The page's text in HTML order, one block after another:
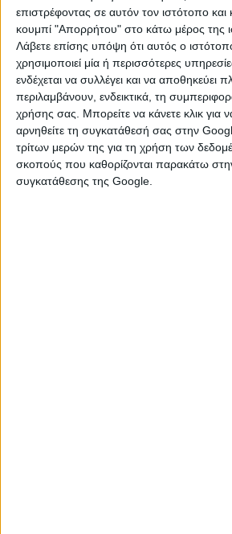
επιστρέφοντας σε αυτόν τον ιστότοπο και
κουμπί "Απορρήτου" στο κάτω μέρος της
Λάβετε επίσης υπόψη ότι αυτός ο
χρησιμοποιεί μία ή περισσότερες
ενδέχεται να συλλέγει και να αποθηκεύει
περιλαμβάνουν, ενδεικτικά, τη
χρήσης σας. Μπορείτε να κάνετε κλικ για
αρνηθείτε τη συγκατάθεσή σας στην
τρίτων μερών της για τη χρήση των
σκοπούς που καθορίζονται παρακάτω
συγκατάθεσης της Google.
ΕΡΓΑΤΕΣ ΟΧΗΜΑΤΩΝ
Θεσσαλονίκη
Εργάτες οχημάτων 12V 5440kg Με
τηλεχειριστήριο+κανονικό, Τάση
(Συνεχές ρεύμα). Ισχύς ...